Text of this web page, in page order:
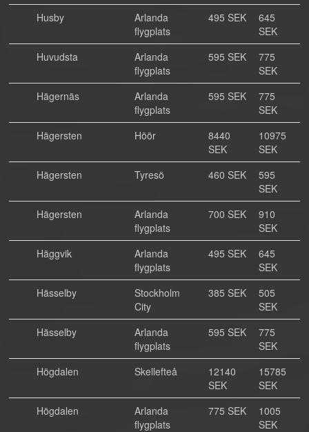
Husby
Arlanda
flygplats
495 SEK
645
SEK
Huvudsta
Arlanda
flygplats
595 SEK
775
SEK
Hägernäs
Arlanda
flygplats
595 SEK
775
SEK
Hägersten
Höör
8440
SEK
10975
SEK
Hägersten
Tyresö 460 SEK
595
SEK
Hägersten
Arlanda
flygplats
700 SEK
910
SEK
Häggvik
Arlanda
flygplats
495 SEK
645
SEK
Hässelby
Stockholm
City
385 SEK
505
SEK
Hässelby
Arlanda
flygplats
595 SEK
775
SEK
Högdalen
Skellefteå
12140
SEK
15785
SEK
Högdalen
Arlanda
flygplats
775 SEK
1005
SEK